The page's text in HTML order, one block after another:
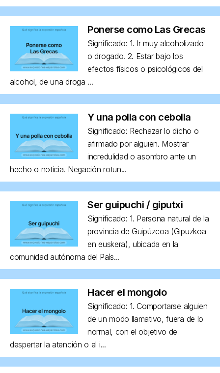
Ponerse como Las Grecas
Significado: 1. Ir muy alcoholizado
o drogado. 2. Estar bajo los
efectos físicos o psicológicos del
alcohol, de una droga ...
Y una polla con cebolla
Significado: Rechazar lo dicho o
afirmado por alguien. Mostrar
incredulidad o asombro ante un
hecho o noticia. Negación rotun...
Ser guipuchi / giputxi
Significado: 1. Persona natural de la
provincia de Guipúzcoa (Gipuzkoa
en euskera), ubicada en la
comunidad autónoma del País...
Hacer el mongolo
Significado: 1. Comportarse alguien
de un modo llamativo, fuera de lo
normal, con el objetivo de
despertar la atención o el i...